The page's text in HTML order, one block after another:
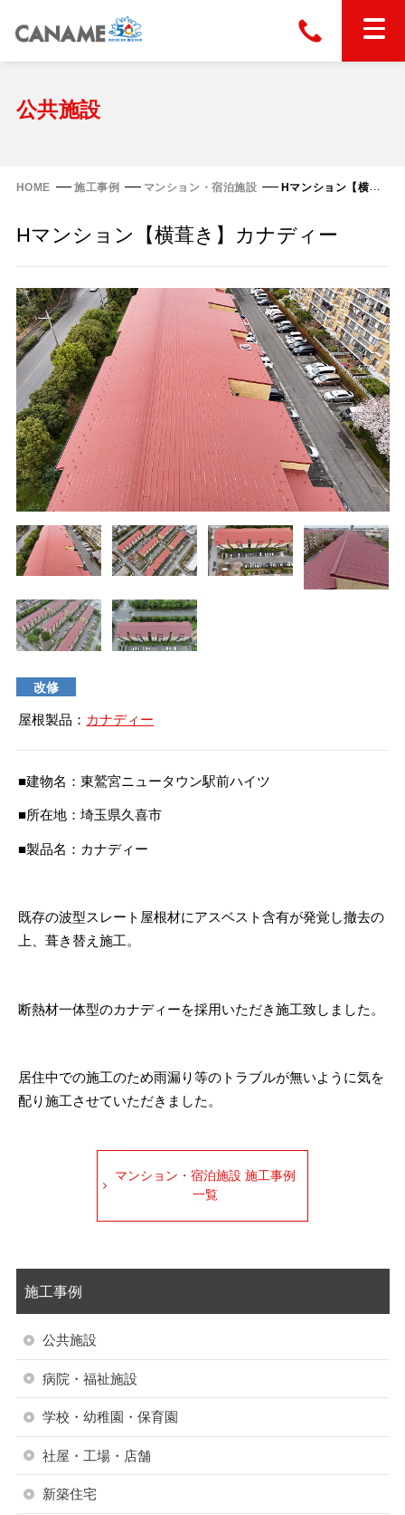
ホーム
富士ライン55
フリーハットⅡ型
FHR-2000
フラットライン
エコウェーブ
カナディー
タイマルーフ M型
タイマルーフ F25
タイマルーフ T型
カナメ一文字葺き
金属瓦
カナメルーフ
洋瓦王(ヨウガオウ)
通気断熱工法
Vi65
Vi65 PLUS
Vi75・Vi125
Viカバー50
換気棟システム
換気棟システム
デザイン軒樋
カナメシャープ樋
屋根の改修
施工事例
技術情報
ダウンロード
お問い合わせ
公共施設
HOME 施工事例 マンション・宿泊施設 Hマンション【横葺き】カナディー
Hマンション【横葺き】カナディー
改修
屋根製品： カナディー
■建物名：東鷲宮ニュータウン駅前ハイツ
■所在地：埼玉県久喜市
■製品名：カナディー
既存の波型スレート屋根材にアスベスト含有が発覚し撤去の
上、葺き替え施工。
断熱材一体型のカナディーを採用いただき施工致しました。
居住中での施工のため雨漏り等のトラブルが無いように気を
配り施工させていただきました。
マンション・宿泊施設 施工事例
一覧
施工事例
公共施設
病院・福祉施設
学校・幼稚園・保育園
社屋・工場・店舗
新築住宅